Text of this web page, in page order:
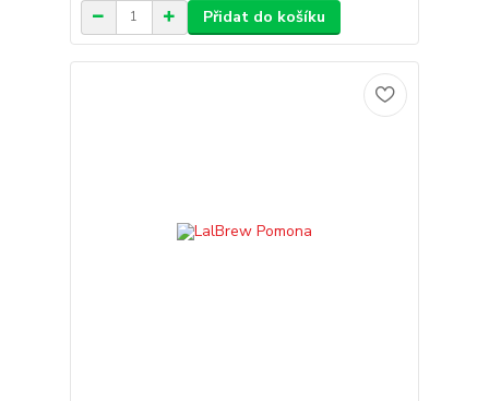
Přidat do košíku